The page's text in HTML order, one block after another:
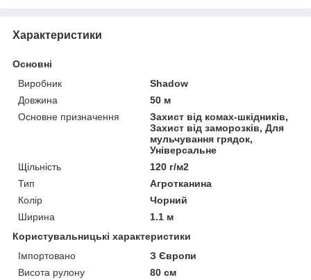
Характеристики
Основні
Виробник
Shadow
Довжина
50 м
Основне призначення
Захист від комах-шкідників,
Захист від заморозків, Для
мульчування грядок,
Універсальне
Щільність
120 г/м2
Тип
Агротканина
Колір
Чорний
Ширина
1.1 м
Користувальницькі характеристики
Імпортовано
З Європи
Висота рулону
80 см